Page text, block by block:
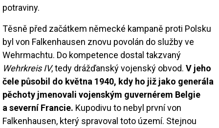
potraviny.
Těsně před začátkem německé kampaně proti Polsku
byl von Falkenhausen znovu povolán do služby ve
Wehrmachtu. Do kompetence dostal takzvaný
Wehrkreis IV, tedy drážďanský vojenský obvod. V jeho
čele působil do května 1940, kdy ho již jako generála
pěchoty jmenovali vojenským guvernérem Belgie
a severní Francie. Kupodivu to nebyl první von
Falkenhausen, který spravoval toto území. Stejnou